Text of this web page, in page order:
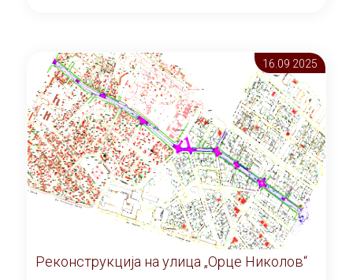
16.09 2025
Реконструкција на улица „Орце Николов“